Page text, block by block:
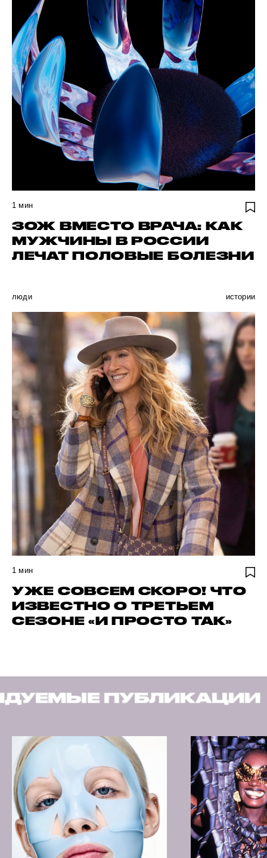
1 мин
ЗОЖ ВМЕСТО ВРАЧА: КАК
МУЖЧИНЫ В РОССИИ
ЛЕЧАТ ПОЛОВЫЕ БОЛЕЗНИ
люди истории
1 мин
УЖЕ СОВСЕМ СКОРО! ЧТО
ИЗВЕСТНО О ТРЕТЬЕМ
СЕЗОНЕ «И ПРОСТО ТАК»